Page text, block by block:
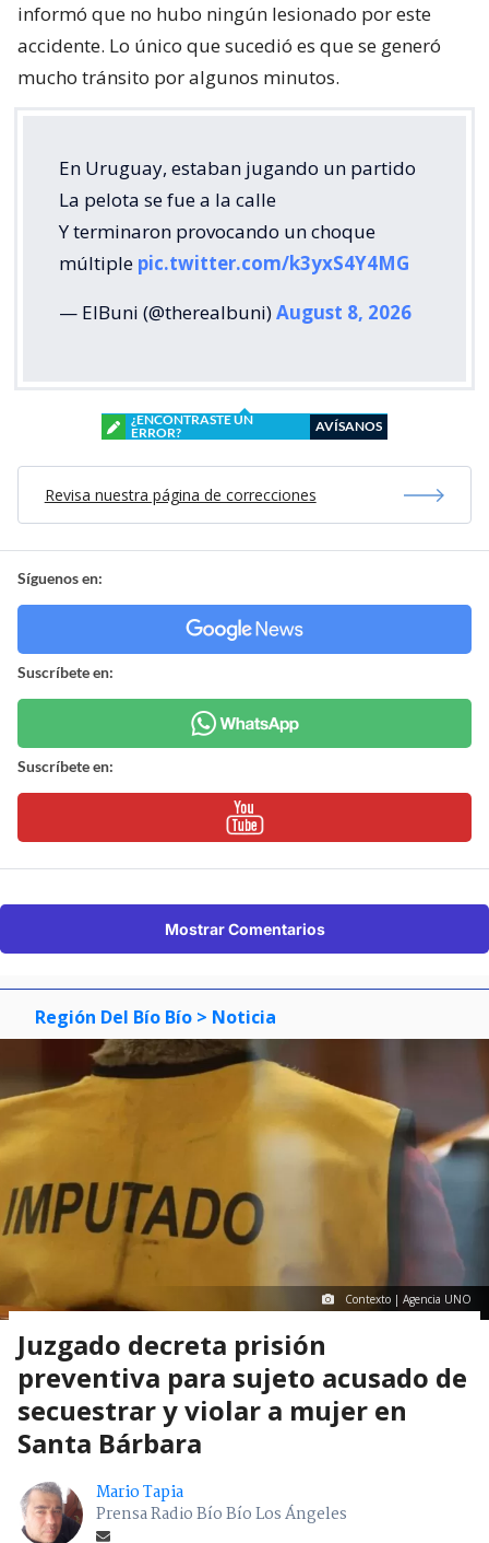
informó que no hubo ningún lesionado por este
accidente. Lo único que sucedió es que se generó
mucho tránsito por algunos minutos.
En Uruguay, estaban jugando un partido
La pelota se fue a la calle
Y terminaron provocando un choque
múltiple pic.twitter.com/k3yxS4Y4MG
— ElBuni (@therealbuni)August 8, 2026
¿ENCONTRASTE UN
ERROR?
AVÍSANOS
Revisa nuestra página de correcciones
Síguenos en:
Suscríbete en:
Suscríbete en:
Mostrar Comentarios
Región Del Bío Bío > Noticia
Contexto | Agencia UNO
Juzgado decreta prisión
preventiva para sujeto acusado de
secuestrar y violar a mujer en
Santa Bárbara
Mario Tapia
Prensa Radio Bío Bío Los Ángeles